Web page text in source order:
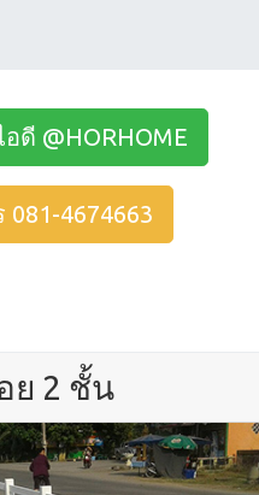
ดี @HORHOME
4674663
ย 2 ชั้น